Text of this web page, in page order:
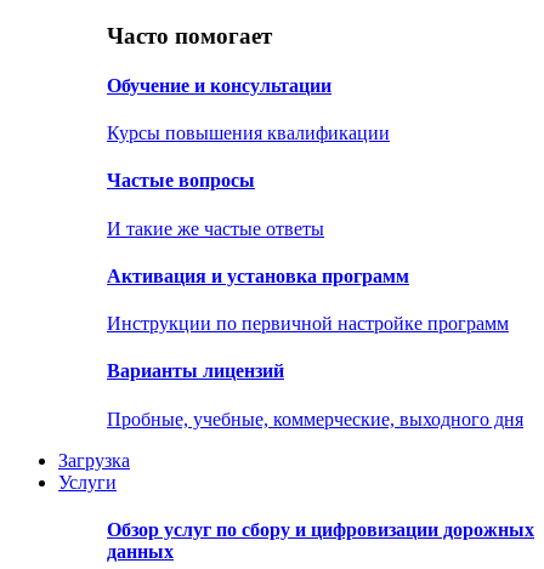
Часто помогает
Обучение и консультации
Курсы повышения квалификации
Частые вопросы
И такие же частые ответы
Активация и установка программ
Инструкции по первичной настройке программ
Варианты лицензий
Пробные, учебные, коммерческие, выходного дня
Загрузка
Услуги
Обзор услуг по сбору и цифровизации дорожных
данных